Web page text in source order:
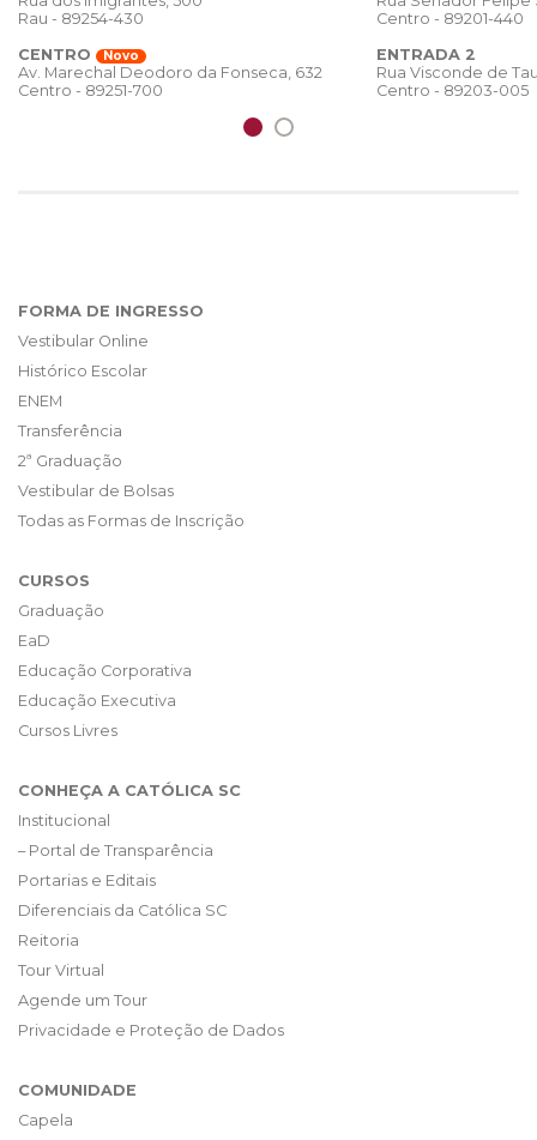
Rau - 89254-430
CENTRO
Novo
Av. Marechal Deodoro da Fonseca, 632
Centro - 89251-700
Centro - 89201-440
ENTRADA 2
Rua Visconde de
Centro - 89203-005
FORMA DE INGRESSO
Vestibular Online
Histórico Escolar
ENEM
Transferência
2ª Graduação
Vestibular de Bolsas
Todas as Formas de Inscrição
CURSOS
Graduação
EaD
Educação Corporativa
Educação Executiva
Cursos Livres
CONHEÇA A CATÓLICA SC
Institucional
– Portal de Transparência
Portarias e Editais
Diferenciais da Católica SC
Reitoria
Tour Virtual
Agende um Tour
Privacidade e Proteção de Dados
COMUNIDADE
Capela